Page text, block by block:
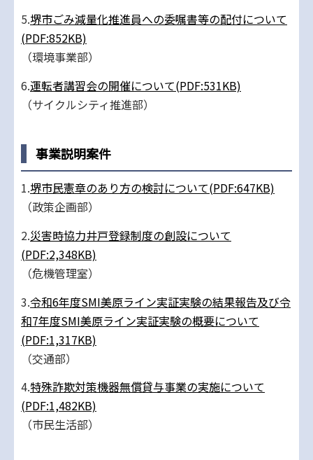
5.堺市ごみ減量化推進員への委嘱書等の配付について
(PDF:852KB)
（環境事業部）
6.運転者講習会の開催について(PDF:531KB)
（サイクルシティ推進部）
事業説明案件
1.堺市民憲章のあり方の検討について(PDF:647KB)
（政策企画部）
2.災害時協力井戸登録制度の創設について
(PDF:2,348KB)
（危機管理室）
3.令和6年度SMI美原ライン実証実験の結果報告及び令
和7年度SMI美原ライン実証実験の概要について
(PDF:1,317KB)
（交通部）
4.特殊詐欺対策機器無償貸与事業の実施について
(PDF:1,482KB)
（市民生活部）